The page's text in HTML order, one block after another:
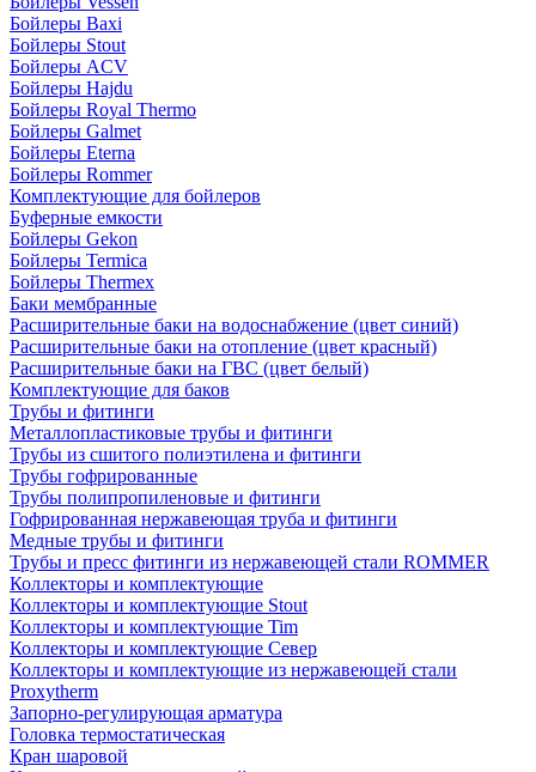
Бойлеры Baxi
Бойлеры Stout
Бойлеры ACV
Бойлеры Hajdu
Бойлеры Royal Thermo
Бойлеры Galmet
Бойлеры Eterna
Бойлеры Rommer
Комплектующие для бойлеров
Буферные емкости
Бойлеры Gekon
Бойлеры Termica
Бойлеры Thermex
Баки мембранные
Расширительные баки на водоснабжение (цвет синий)
Расширительные баки на отопление (цвет красный)
Расширительные баки на ГВС (цвет белый)
Комплектующие для баков
Трубы и фитинги
Металлопластиковые трубы и фитинги
Трубы из сшитого полиэтилена и фитинги
Трубы гофрированные
Трубы полипропиленовые и фитинги
Гофрированная нержавеющая труба и фитинги
Медные трубы и фитинги
Трубы и пресс фитинги из нержавеющей стали ROMMER
Коллекторы и комплектующие
Коллекторы и комплектующие Stout
Коллекторы и комплектующие Tim
Коллекторы и комплектующие Север
Коллекторы и комплектующие из нержавеющей стали
Proxytherm
Запорно-регулирующая арматура
Головка термостатическая
Кран шаровой